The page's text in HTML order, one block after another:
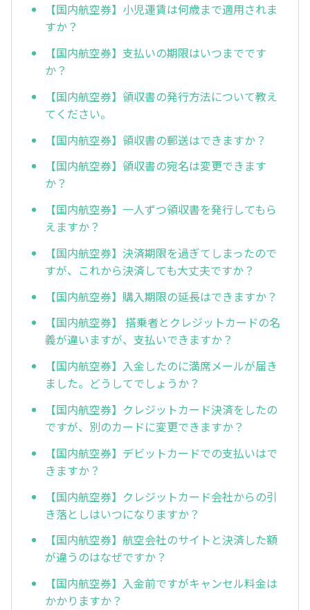
【国内航空券】小児運賃は何歳まで適用されま
すか？
【国内航空券】支払いの期限はいつまでです
か？
【国内航空券】領収書の発行方法について教え
てください。
【国内航空券】領収書の郵送はできますか？
【国内航空券】領収書の宛名は変更できます
か？
【国内航空券】一人ずつ領収書を発行してもら
えますか？
【国内航空券】決済期限を過ぎてしまったので
すが、これから決済しても大丈夫ですか？
【国内航空券】購入期限の延長はできますか？
【国内航空券】 搭乗者とクレジットカードの名
義が違いますが、支払いできますか？
【国内航空券】入金したのに満席メールが届き
ました。どうしてでしょうか？
【国内航空券】クレジットカード決済をしたの
ですが、別のカードに変更できますか？
【国内航空券】デビットカードでの支払いはで
きますか？
【国内航空券】クレジットカード会社からの引
き落としはいつになりますか？
【国内航空券】航空会社のサイトと決済した額
が違うのはなぜですか？
【国内航空券】入金前ですがキャンセル料金は
かかりますか？